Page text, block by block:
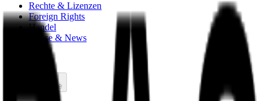
Rechte & Lizenzen
Foreign Rights
Handel
Presse & News
nach vorne